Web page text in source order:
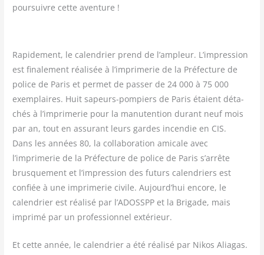
pour­suivre cette aventure !
Rapi­de­ment, le calen­drier prend de l’ampleur. L’impression
est fina­le­ment réa­li­sée à l’imprimerie de la Pré­fec­ture de
police de Paris et per­met de pas­ser de 24 000 à 75 000
exem­plaires. Huit sapeurs-pom­piers de Paris étaient déta­
chés à l’imprimerie pour la manu­ten­tion durant neuf mois
par an, tout en assu­rant leurs gardes incen­die en CIS.
Dans les années 80, la col­la­bo­ra­tion ami­cale avec
l’imprimerie de la Pré­fec­ture de police de Paris s’arrête
brus­que­ment et l’impression des futurs calen­driers est
confiée à une impri­me­rie civile. Aujourd’hui encore, le
calen­drier est réa­li­sé par l’ADOSSPP et la Bri­gade, mais
impri­mé par un pro­fes­sion­nel extérieur.
Et cette année, le calen­drier a été réa­li­sé par Nikos Alia­gas.